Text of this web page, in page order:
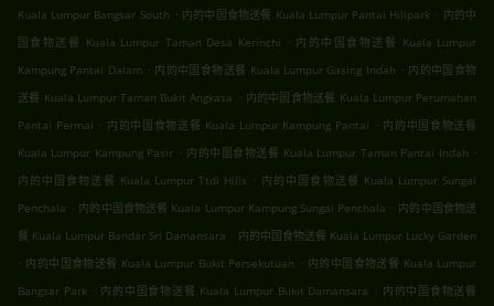
Kuala Lumpur Bangsar South . 内的中国食物送餐 Kuala Lumpur Pantai Hillpark . 内的中
国食物送餐 Kuala Lumpur Taman Desa Kerinchi . 内的中国食物送餐 Kuala Lumpur
Kampung Pantai Dalam . 内的中国食物送餐 Kuala Lumpur Gasing Indah . 内的中国食物
送餐 Kuala Lumpur Taman Bukit Angkasa . 内的中国食物送餐 Kuala Lumpur Perumahan
Pantai Permai . 内的中国食物送餐 Kuala Lumpur Kampung Pantai . 内的中国食物送餐
Kuala Lumpur Kampung Pasir . 内的中国食物送餐 Kuala Lumpur Taman Pantai Indah .
内的中国食物送餐 Kuala Lumpur Ttdi Hills . 内的中国食物送餐 Kuala Lumpur Sungai
Penchala . 内的中国食物送餐 Kuala Lumpur Kampung Sungai Penchala . 内的中国食物送
餐 Kuala Lumpur Bandar Sri Damansara . 内的中国食物送餐 Kuala Lumpur Lucky Garden
. 内的中国食物送餐 Kuala Lumpur Bukit Persekutuan . 内的中国食物送餐 Kuala Lumpur
Bangsar Park . 内的中国食物送餐 Kuala Lumpur Bukit Damansara . 内的中国食物送餐